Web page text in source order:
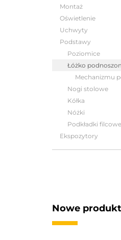
Montaż
Oświetlenie
Uchwyty
Podstawy
Poziomice
Łóżko
Mechanizmu
Nogi stolowe
Kółka
Nóżki
Podkładki filcowe
Ekspozytory
Nowe